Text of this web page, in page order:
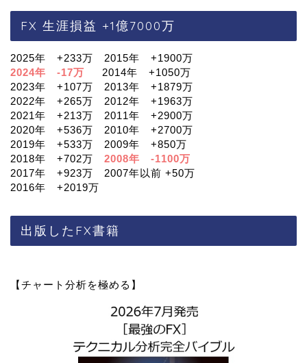
FX 生涯損益 +1億7000万
2025年 +233万 2015年 +1900万
2024年 -17万
2014年 +1050万
2023年 +107万 2013年 +1879万
2022年 +265万 2012年 +1963万
2021年 +213万 2011年 +2900万
2020年 +536万 2010年 +2700万
2019年 +533万 2009年 +850万
2018年 +702万 2008年 -1100万
2017年 +923万 2007年以前 +50万
2016年 +2019万
出版したFX書籍
【チャート分析を極める】